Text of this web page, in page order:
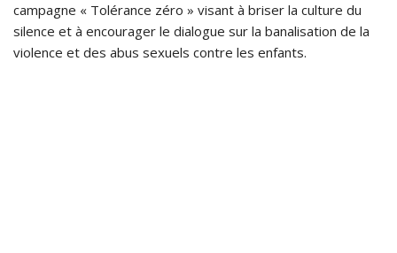
campagne « Tolérance zéro » visant à briser la culture du
silence et à encourager le dialogue sur la banalisation de la
violence et des abus sexuels contre les enfants.